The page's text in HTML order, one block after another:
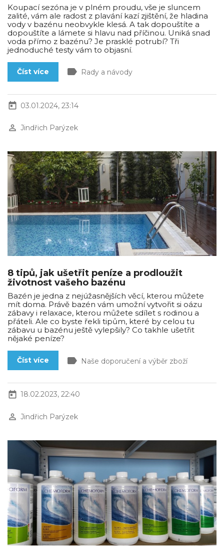
Koupací sezóna je v plném proudu, vše je sluncem
zalité, vám ale radost z plavání kazí zjištění, že hladina
vody v bazénu neobvykle klesá. A tak dopouštíte a
dopouštíte a lámete si hlavu nad příčinou. Uniká snad
voda přímo z bazénu? Je prasklé potrubí? Tři
jednoduché testy vám to objasní.
Číst více label Rady a návody
today 03.01.2024, 23:14
perm_identity Jindřich Parýzek
8 tipů, jak ušetřit peníze a prodloužit
životnost vašeho bazénu
Bazén je jedna z nejúžasnějších věcí, kterou můžete
mít doma. Právě bazén vám umožní vytvořit si oázu
zábavy i relaxace, kterou můžete sdílet s rodinou a
přáteli. Ale co byste řekli tipům, které by celou tu
zábavu u bazénu ještě vylepšily? Co takhle ušetřit
nějaké peníze?
Číst více label Naše doporučení a výběr zboží
today 18.02.2023, 22:40
perm_identity Jindřich Parýzek